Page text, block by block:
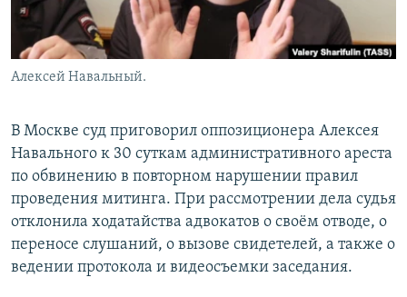
Алексей Навальный.
В Москве суд приговорил оппозиционера Алексея
Навального к 30 суткам административного ареста
по обвинению в повторном нарушении правил
проведения митинга. При рассмотрении дела судья
отклонила ходатайства адвокатов о своём отводе, о
переносе слушаний, о вызове свидетелей, а также о
ведении протокола и видеосъемки заседания.